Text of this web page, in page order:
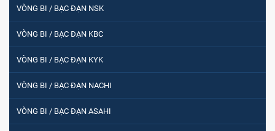
VÒNG BI / BẠC ĐẠN NSK
VÒNG BI / BẠC ĐẠN KBC
VÒNG BI / BẠC ĐẠN KYK
VÒNG BI / BẠC ĐẠN NACHI
VÒNG BI / BẠC ĐẠN ASAHI